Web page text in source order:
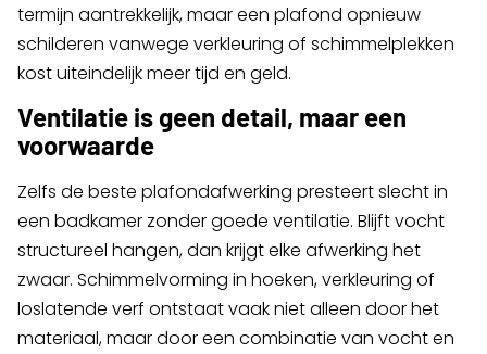
termijn aantrekkelijk, maar een plafond opnieuw
schilderen vanwege verkleuring of schimmelplekken
kost uiteindelijk meer tijd en geld.
Ventilatie is geen detail, maar een
voorwaarde
Zelfs de beste plafondafwerking presteert slecht in
een badkamer zonder goede ventilatie. Blijft vocht
structureel hangen, dan krijgt elke afwerking het
zwaar. Schimmelvorming in hoeken, verkleuring of
loslatende verf ontstaat vaak niet alleen door het
materiaal, maar door een combinatie van vocht en